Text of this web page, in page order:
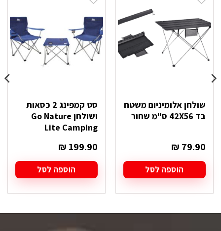
שולחן אלומיניום משטח
בד 42X56 ס"מ שחור
₪ 79.90
הוספה לסל
סט קמפינג 2 כסאות
ושולחן Go Nature
Lite Camping
₪ 199.90
הוספה לסל